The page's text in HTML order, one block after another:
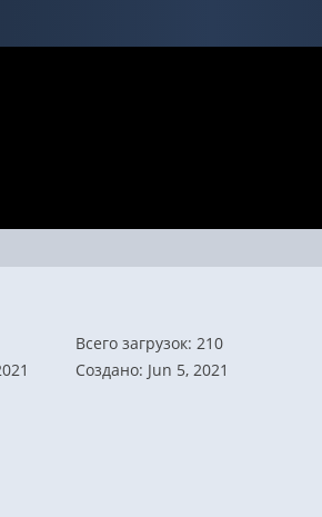
Всего загрузок: 210
Создано: Jun 5, 2021